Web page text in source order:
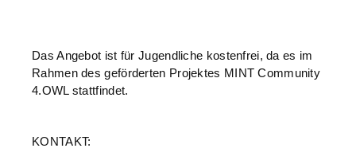
Das Angebot ist für Jugendliche kostenfrei, da es im
Rahmen des geförderten Projektes MINT Community
4.OWL stattfindet.
KONTAKT: